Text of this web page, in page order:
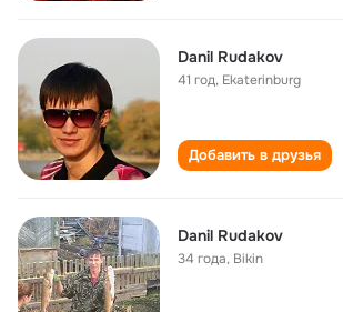
Danil Rudakov
41 год, Ekaterinburg
Добавить в друзья
Danil Rudakov
34 года, Bikin